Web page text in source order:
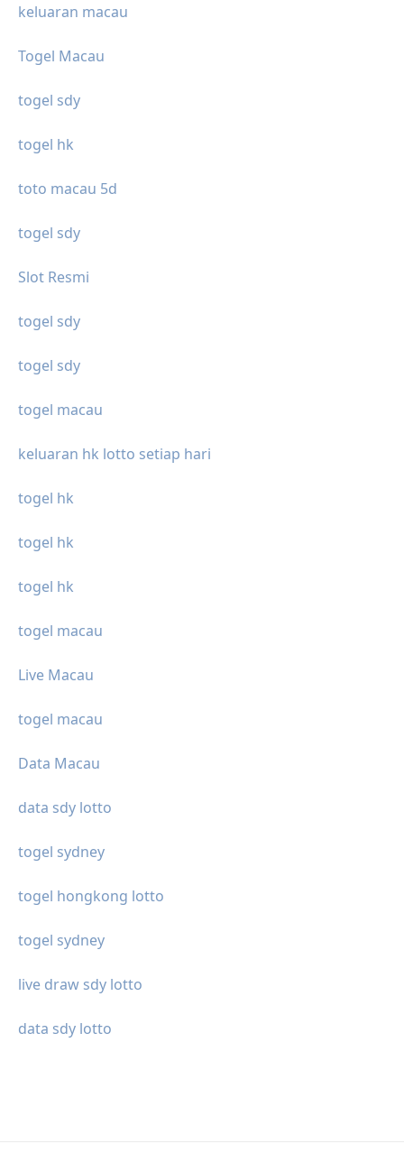
keluaran macau
Togel Macau
togel sdy
togel hk
toto macau 5d
togel sdy
Slot Resmi
togel sdy
togel sdy
togel macau
keluaran hk lotto setiap hari
togel hk
togel hk
togel hk
togel macau
Live Macau
togel macau
Data Macau
data sdy lotto
togel sydney
togel hongkong lotto
togel sydney
live draw sdy lotto
data sdy lotto